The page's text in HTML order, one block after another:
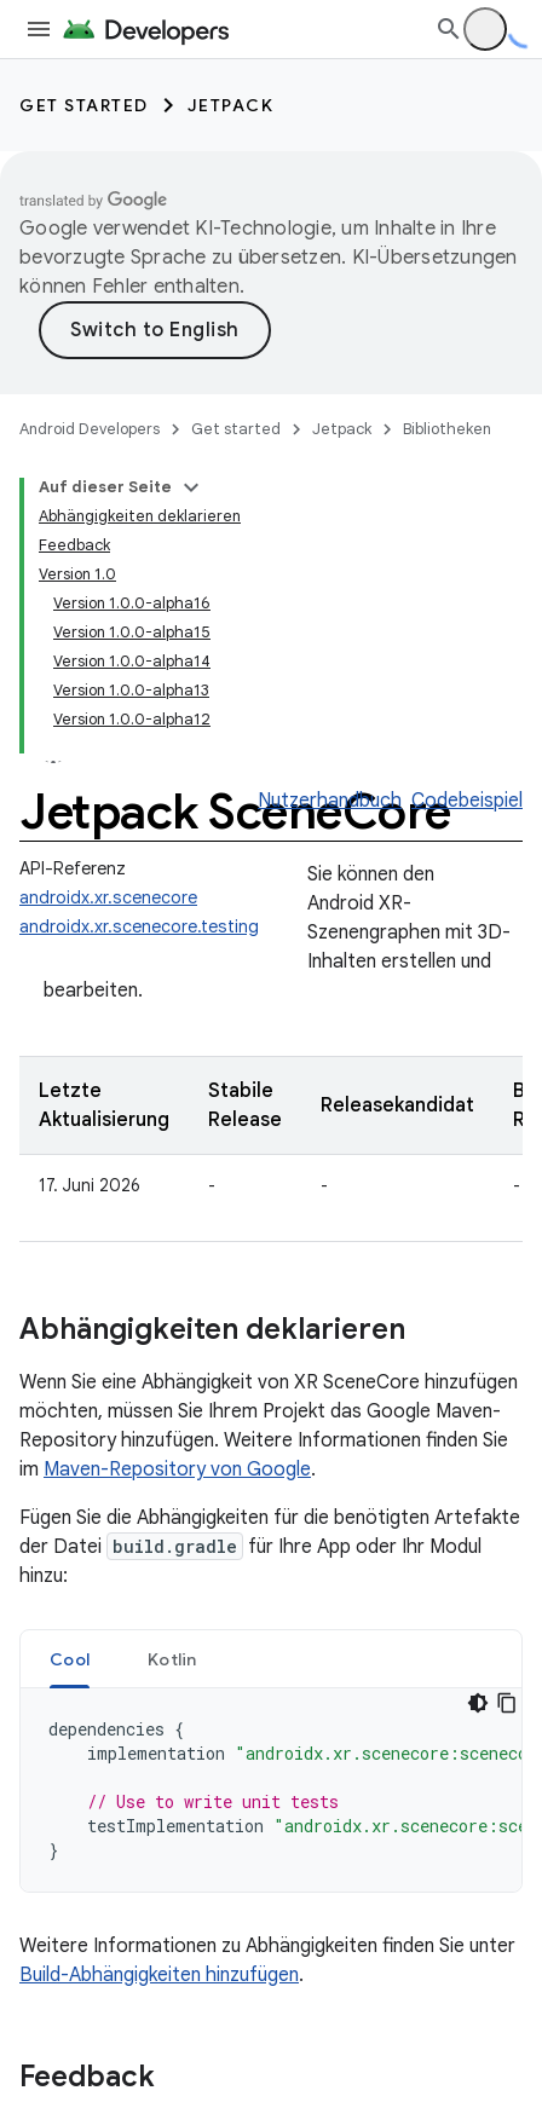
GET STARTED JETPACK
Google verwendet KI-Technologie, um Inhalte in Ihre
bevorzugte Sprache zu übersetzen. KI-Übersetzungen
können Fehler enthalten.
Android Developers Get started Jetpack Bibliotheken
Auf dieser Seite
Abhängigkeiten deklarieren
Feedback
Version 1.0
Version 1.0.0-alpha16
Version 1.0.0-alpha15
Version 1.0.0-alpha14
Version 1.0.0-alpha13
Version 1.0.0-alpha12
Jetpack SceneCore
Nutzerhandbuch Codebeispiel
API-Referenz
androidx.xr.scenecore
androidx.xr.scenecore.testing
Sie können den
Android XR-
Szenengraphen mit 3D-
Inhalten erstellen und
bearbeiten.
Letzte
Aktualisierung
Stabile
Release
Releasekandidat
17. Juni 2026 - - -
Abhängigkeiten deklarieren
Wenn Sie eine Abhängigkeit von XR SceneCore hinzufügen
möchten, müssen Sie Ihrem Projekt das Google Maven-
Repository hinzufügen. Weitere Informationen finden Sie
im Maven-Repository von Google.
Fügen Sie die Abhängigkeiten für die benötigten Artefakte
der Datei build.gradle für Ihre App oder Ihr Modul
hinzu:
Cool Kotlin
dependencies {
implementation
// Use to write unit tests
testImplementation
}
Weitere Informationen zu Abhängigkeiten finden Sie unter
Build-Abhängigkeiten hinzufügen.
Feedback